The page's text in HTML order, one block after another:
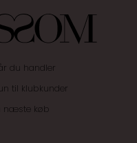
du handler
til klubkunder
næste køb